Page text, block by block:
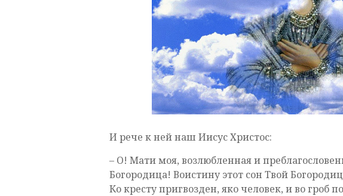
И рече к ней наш Иисус Христос:
– О! Мати моя, возлюбленная и
Богородица! Воистину этот сон Твой
Ко кресту пригвозден, яко человек, и во гроб